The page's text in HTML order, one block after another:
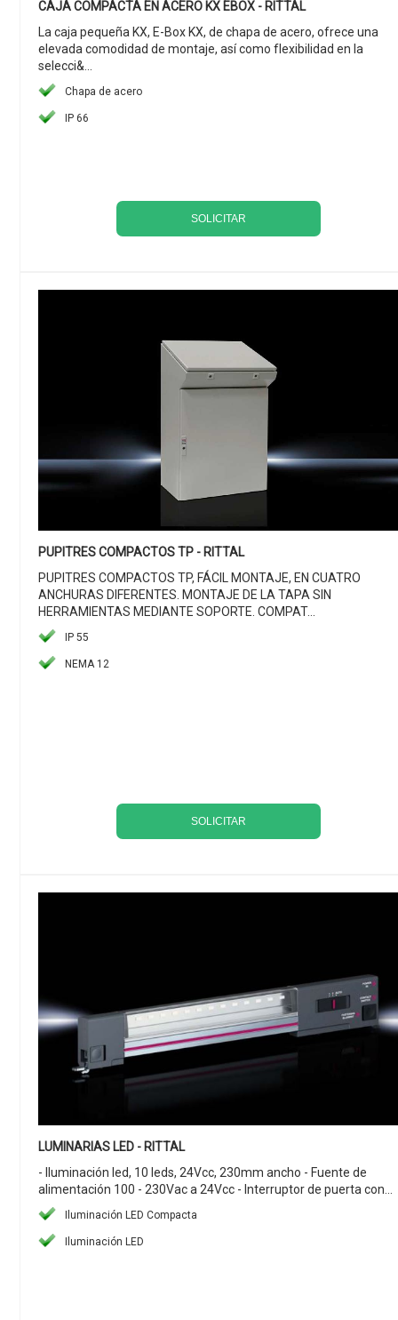
CAJA COMPACTA EN ACERO KX EBOX - RITTAL
La caja pequeña KX, E-Box KX, de chapa de acero, ofrece una
elevada comodidad de montaje, así como flexibilidad en la
selecci&...
Chapa de acero
IP 66
SOLICITAR
PUPITRES COMPACTOS TP - RITTAL
PUPITRES COMPACTOS TP, FÁCIL MONTAJE, EN CUATRO
ANCHURAS DIFERENTES. MONTAJE DE LA TAPA SIN
HERRAMIENTAS MEDIANTE SOPORTE. COMPAT...
IP 55
NEMA 12
SOLICITAR
LUMINARIAS LED - RITTAL
- Iluminación led, 10 leds, 24Vcc, 230mm ancho - Fuente de
alimentación 100 - 230Vac a 24Vcc - Interruptor de puerta con...
Iluminación LED Compacta
Iluminación LED